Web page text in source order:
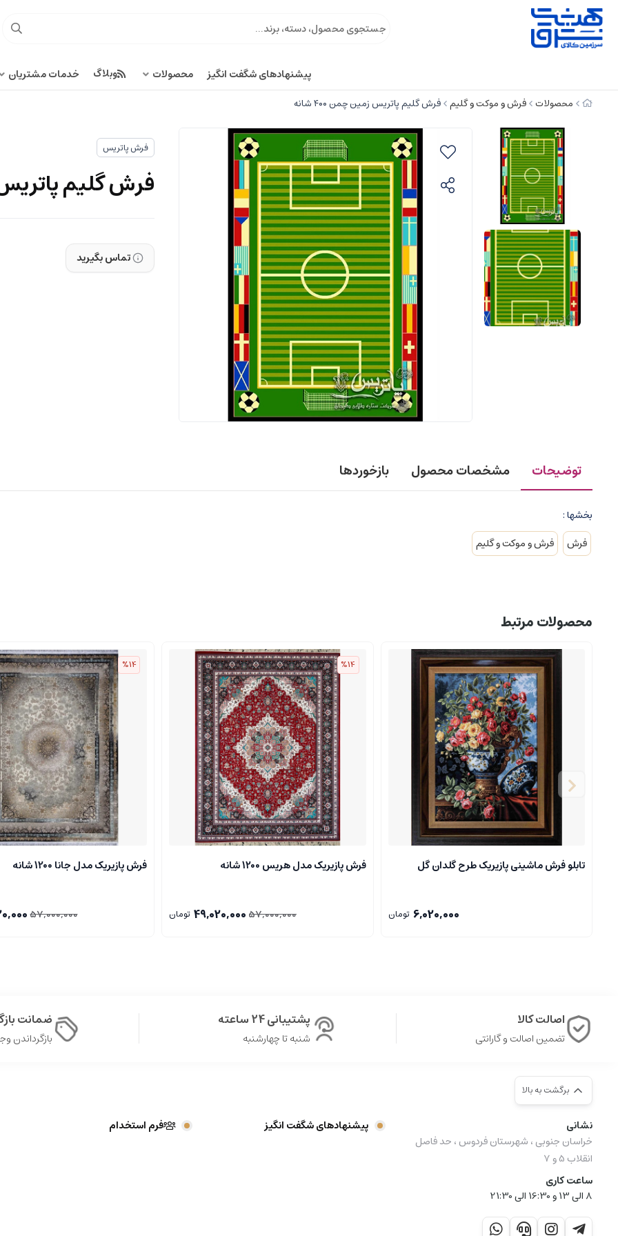
پیشنهادهای شگفت انگیز محصولات وبلاگ خدمات مشتریان
محصولات فرش و موکت و گلیم فرش گلیم پاتریس زمین چمن ۴۰۰ شانه
فرش پاتریس
فرش گلیم پاتریس
تماس بگیرید
توضیحات مشخصات محصول بازخوردها
بخشها :
فرش
فرش و موکت و گلیم
محصولات مرتبط
تابلو فرش ماشینی پازیریک طرح گلدان گل
6,020,000 تومان
%14
فرش پازیریک مدل هریس 1200 شانه
57,000,000
49,020,000 تومان
%14
فرش پازیریک مدل جانا 1200 شانه
57,000,000
اصالت کالا
تضمین اصالت و گارانتی
پشتیبانی 24 ساعته
شنبه تا چهارشنبه
ضمانت
بازگرداندن وجه
برگشت به بالا
نشانی
خراسان جنوبی ، شهرستان فردوس ، حد فاصل
انقلاب 5 و 7
ساعت کاری
8 الی 13 و 16:30 الی 21:30
پیشنهادهای شگفت انگیز
فرم استخدام